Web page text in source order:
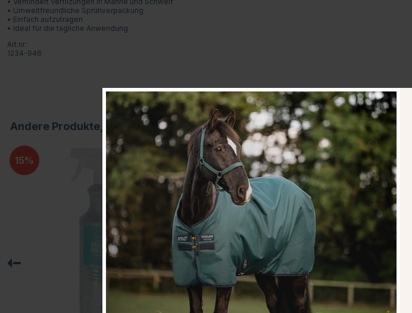
• Umweltfreundliche Sprühverpackung
• Einfach aufzutragen
• Ideal für die tägliche Anwendung
Art.nr.:
1234-946
Andere Produkte, die Ihnen gefallen könnten
15 20